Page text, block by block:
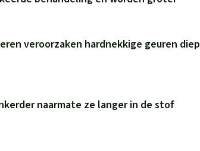
veroorzaken hardnekkige geuren diep
naarmate ze langer in de stof